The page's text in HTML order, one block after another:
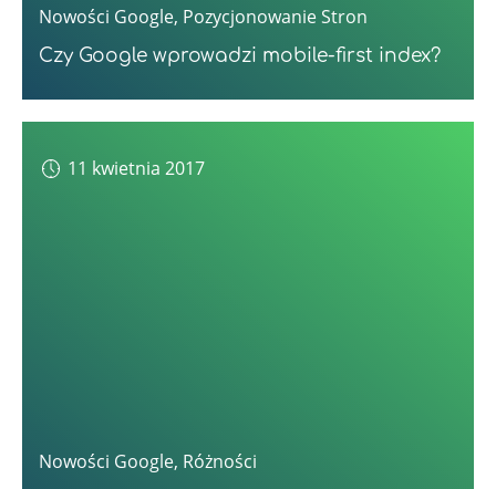
Nowości Google, Pozycjonowanie Stron
Czy Google wprowadzi mobile-first index?
11 kwietnia 2017
Nowości Google, Różności